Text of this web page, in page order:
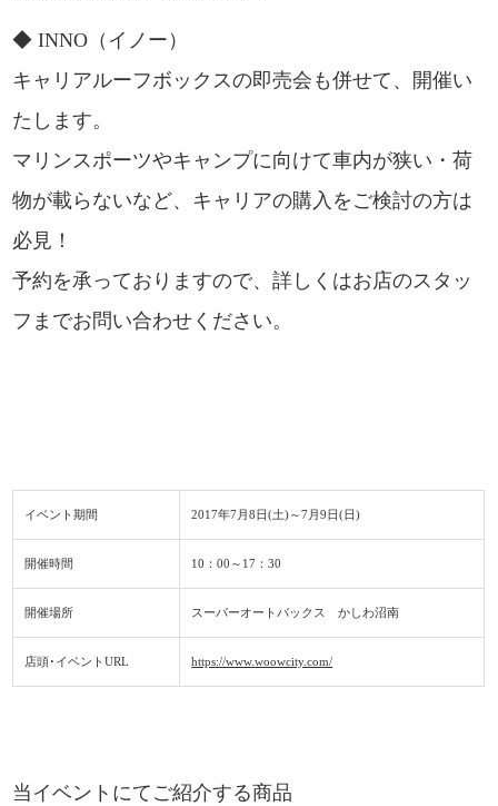
◆ INNO（イノー）
キャリアルーフボックスの即売会も併せて、開催い
たします。
マリンスポーツやキャンプに向けて車内が狭い・荷
物が載らないなど、キャリアの購入をご検討の方は
必見！
予約を承っておりますので、詳しくはお店のスタッ
フまでお問い合わせください。
イベント期間 2017年7月8日(土)～7月9日(日)
開催時間 10：00～17：30
開催場所 スーパーオートバックス かしわ沼南
店頭･イベントURL https://www.woowcity.com/
当イベントにてご紹介する商品